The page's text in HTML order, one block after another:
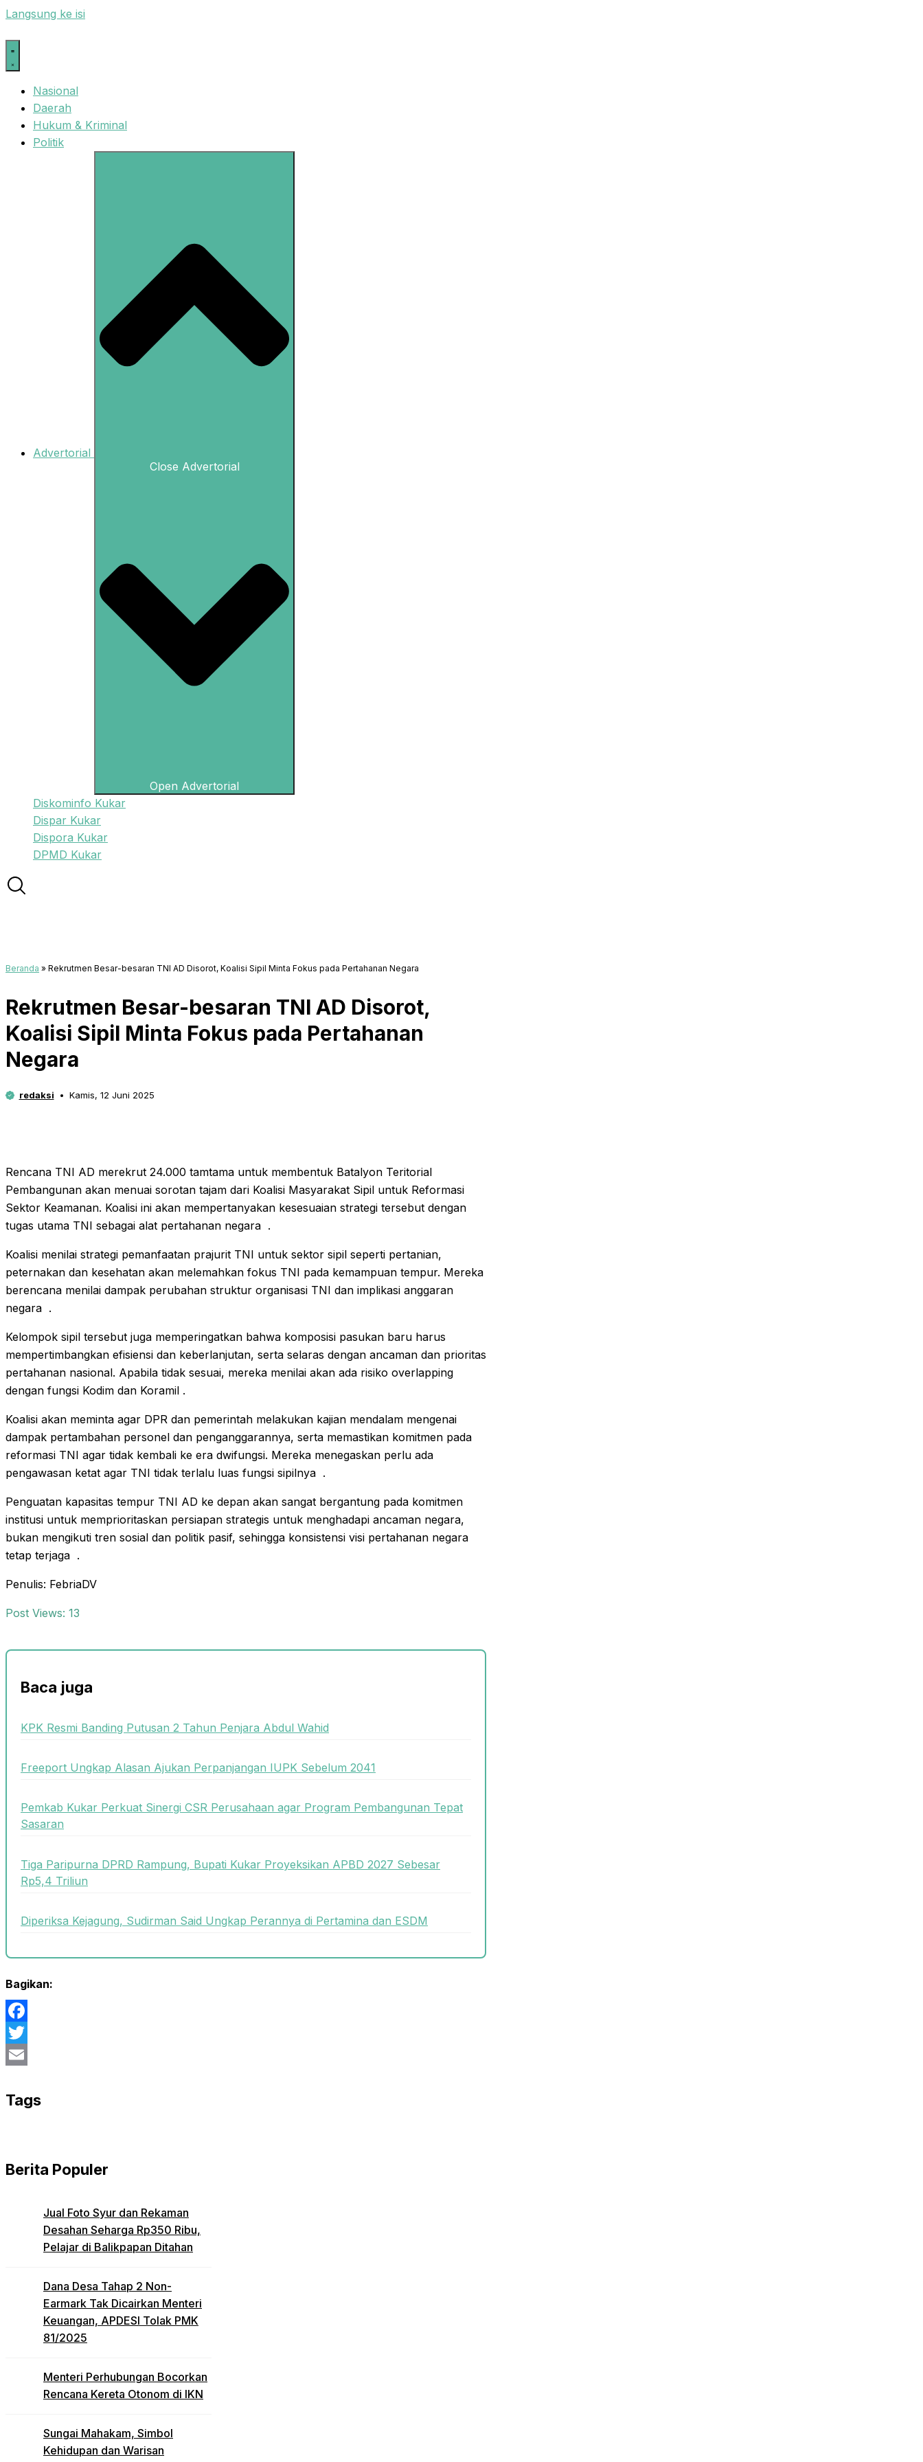
Langsung ke isi
Nasional
Daerah
Hukum & Kriminal
Politik
Advertorial
Close Advertorial
Open Advertorial
Diskominfo Kukar
Dispar Kukar
Dispora Kukar
DPMD Kukar
Beranda » Rekrutmen Besar-besaran TNI AD Disorot, Koalisi Sipil Minta Fokus pada Pertahanan Negara
Rekrutmen Besar-besaran TNI AD Disorot,
Koalisi Sipil Minta Fokus pada Pertahanan
Negara
redaksi Kamis, 12 Juni 2025
Rencana TNI AD merekrut 24.000 tamtama untuk membentuk Batalyon Teritorial
Pembangunan akan menuai sorotan tajam dari Koalisi Masyarakat Sipil untuk Reformasi
Sektor Keamanan. Koalisi ini akan mempertanyakan kesesuaian strategi tersebut dengan
tugas utama TNI sebagai alat pertahanan negara .
Koalisi menilai strategi pemanfaatan prajurit TNI untuk sektor sipil seperti pertanian,
peternakan dan kesehatan akan melemahkan fokus TNI pada kemampuan tempur. Mereka
berencana menilai dampak perubahan struktur organisasi TNI dan implikasi anggaran
negara .
Kelompok sipil tersebut juga memperingatkan bahwa komposisi pasukan baru harus
mempertimbangkan efisiensi dan keberlanjutan, serta selaras dengan ancaman dan prioritas
pertahanan nasional. Apabila tidak sesuai, mereka menilai akan ada risiko overlapping
dengan fungsi Kodim dan Koramil .
Koalisi akan meminta agar DPR dan pemerintah melakukan kajian mendalam mengenai
dampak pertambahan personel dan penganggarannya, serta memastikan komitmen pada
reformasi TNI agar tidak kembali ke era dwifungsi. Mereka menegaskan perlu ada
pengawasan ketat agar TNI tidak terlalu luas fungsi sipilnya .
Penguatan kapasitas tempur TNI AD ke depan akan sangat bergantung pada komitmen
institusi untuk memprioritaskan persiapan strategis untuk menghadapi ancaman negara,
bukan mengikuti tren sosial dan politik pasif, sehingga konsistensi visi pertahanan negara
tetap terjaga .
Penulis: FebriaDV
Post Views: 13
Baca juga
KPK Resmi Banding Putusan 2 Tahun Penjara Abdul Wahid
Freeport Ungkap Alasan Ajukan Perpanjangan IUPK Sebelum 2041
Pemkab Kukar Perkuat Sinergi CSR Perusahaan agar Program Pembangunan Tepat
Sasaran
Tiga Paripurna DPRD Rampung, Bupati Kukar Proyeksikan APBD 2027 Sebesar
Rp5,4 Triliun
Diperiksa Kejagung, Sudirman Said Ungkap Perannya di Pertamina dan ESDM
Bagikan:
Facebook
Twitter
Tags
Berita Populer
Jual Foto Syur dan Rekaman
Desahan Seharga Rp350 Ribu,
Pelajar di Balikpapan Ditahan
Dana Desa Tahap 2 Non-
Earmark Tak Dicairkan Menteri
Keuangan, APDESI Tolak PMK
81/2025
Menteri Perhubungan Bocorkan
Rencana Kereta Otonom di IKN
Sungai Mahakam, Simbol
Kehidupan dan Warisan